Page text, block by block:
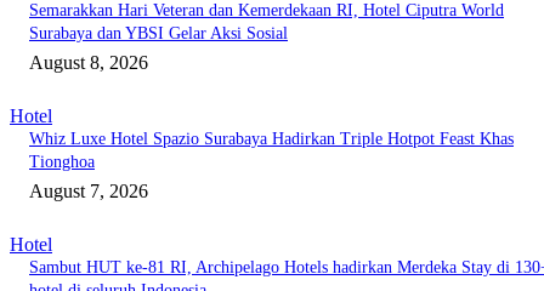
Semarakkan Hari Veteran dan Kemerdekaan RI, Hotel Ciputra World
Surabaya dan YBSI Gelar Aksi Sosial
August 8, 2026
Hotel
Whiz Luxe Hotel Spazio Surabaya Hadirkan Triple Hotpot Feast Khas
Tionghoa
August 7, 2026
Hotel
Sambut HUT ke-81 RI, Archipelago Hotels hadirkan Merdeka Stay di